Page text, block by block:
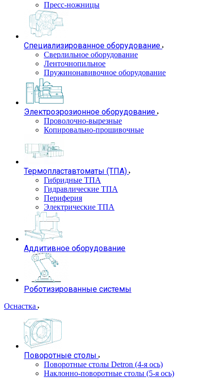
Пресс-ножницы
Специализированное оборудование
Сверлильное оборудование
Ленточнопильное
Пружинонавивочное оборудование
Электроэрозионное оборудование
Проволочно-вырезные
Копировально-прошивочные
Термопластавтоматы (ТПА)
Гибридные ТПА
Гидравлические ТПА
Периферия
Электрические ТПА
Аддитивное оборудование
Роботизированные системы
Оснастка
Поворотные столы
Поворотные столы Detron (4-я ось)
Наклонно-поворотные столы (5-я ось)